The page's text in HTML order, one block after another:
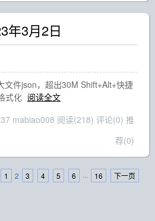
年3月2日
文件json，超出30M Shift+Alt+快捷
式化 阅读全文
mabiao008 阅读(218) 评论(0) 推
荐(0)
1 2 3 4 5 6 ··· 16 下一页